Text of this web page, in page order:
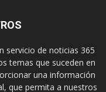
servicio de noticias 365
temas que suceden en
una información
que permita a nuestros